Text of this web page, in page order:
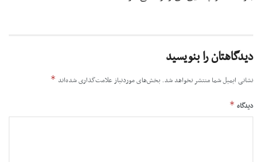
دیدگاهتان را بنویسید
نشانی ایمیل شما منتشر نخواهد شد. بخش‌های موردنیاز علامت‌گذاری شده‌اند *
دیدگاه *